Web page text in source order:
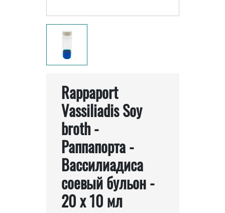
Rappaport
Vassiliadis Soy
broth -
Раппапорта -
Вассилиадиса
соевый бульон -
20 х 10 мл